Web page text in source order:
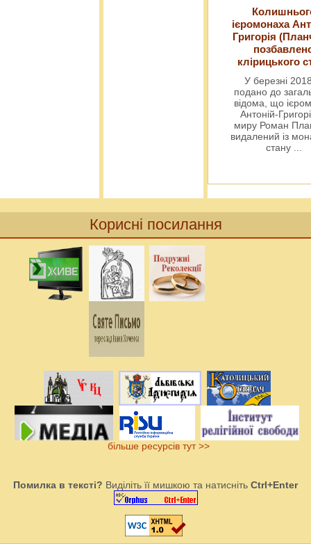
ієромонаха
Григорія
клірицького
У березні
подано до
відома, що
Антоній-
миру Роман
видалений із
стану ...
Корисні посилання
більше ресурсів тут >>
Помилка в тексті? Виділіть її мишкою та натисніть Ctrl+Enter